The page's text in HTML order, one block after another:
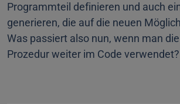
Programmteil definieren und auch
generieren, die auf die neuen
Was passiert also nun, wenn man
Prozedur weiter im Code verwendet?